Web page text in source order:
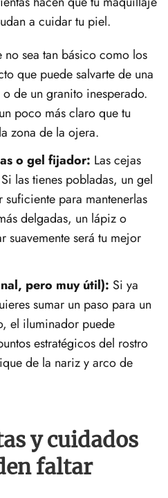
a cuidar tu piel.
no sea tan básico como los
que puede salvarte de una
de un granito inesperado.
poco más claro que tu
zona de la ojera.
o gel fijador: Las cejas
las tienes pobladas, un gel
para mantenerlas
delgadas, un lápiz o
suavemente será tu mejor
pero muy útil): Si ya
sumar un paso para un
el iluminador puede
estratégicos del rostro
de la nariz y arco de
y cuidados
faltar